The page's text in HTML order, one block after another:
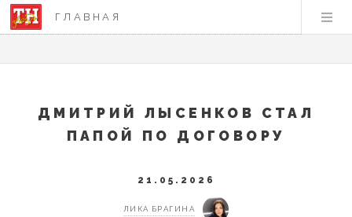
ГЛАВНАЯ
ДМИТРИЙ ЛЫСЕНКОВ СТАЛ
ПАПОЙ ПО ДОГОВОРУ
21.05.2026
ЛИКА БРАГИНА